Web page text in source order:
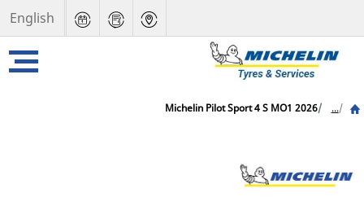
English
...
Michelin Pilot Sport 4 S MO1 2026